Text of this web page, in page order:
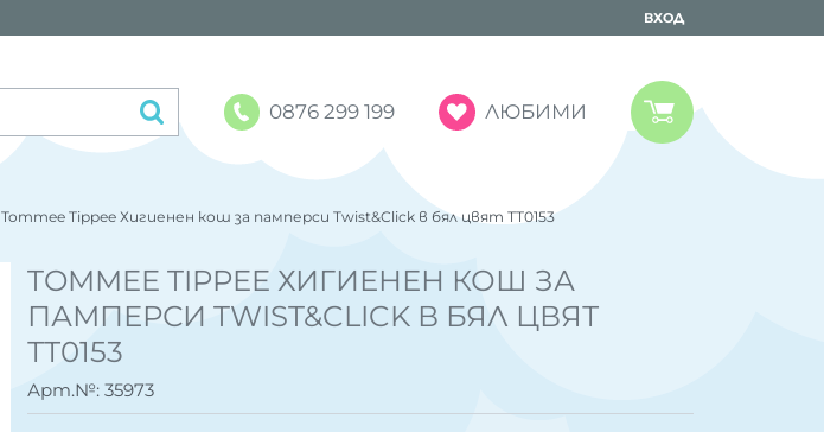
ВХОД
0876 299 199 ЛЮБИМИ
Tommee Tippee Хигиенен кош за памперси Twist&Click в бял цвят ТТ0153
TOMMEE TIPPEE ХИГИЕНЕН КОШ ЗА
ПАМПЕРСИ TWIST&CLICK В БЯЛ ЦВЯТ
ТТ0153
Арт.№: 35973